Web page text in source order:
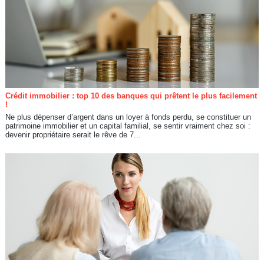
Crédit immobilier : top 10 des banques qui prêtent le plus facilement
!
Ne plus dépenser d’argent dans un loyer à fonds perdu, se constituer un
patrimoine immobilier et un capital familial, se sentir vraiment chez soi :
devenir propriétaire serait le rêve de 7...